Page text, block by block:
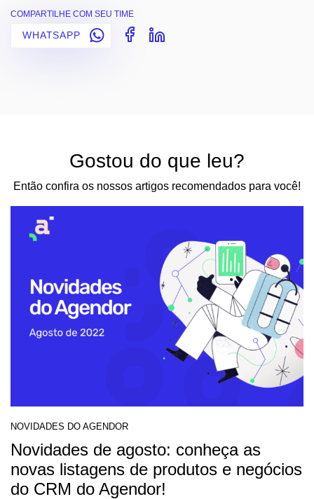
COMPARTILHE COM SEU TIME
WHATSAPP
Gostou do que leu?
Então confira os nossos artigos recomendados para você!
NOVIDADES DO AGENDOR
Novidades de agosto: conheça as
novas listagens de produtos e negócios
do CRM do Agendor!